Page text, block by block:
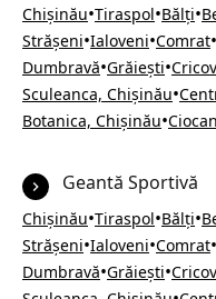
Chișinău•Tiraspol•Bălți•
Strășeni•Ialoveni•Comrat•
Dumbravă•Grăiești•
Sculeanca, Chișinău•
Botanica, Chișinău•
Geantă Sportivă
Chișinău•Tiraspol•Bălți•
Strășeni•Ialoveni•Comrat•
Dumbravă•Grăiești•